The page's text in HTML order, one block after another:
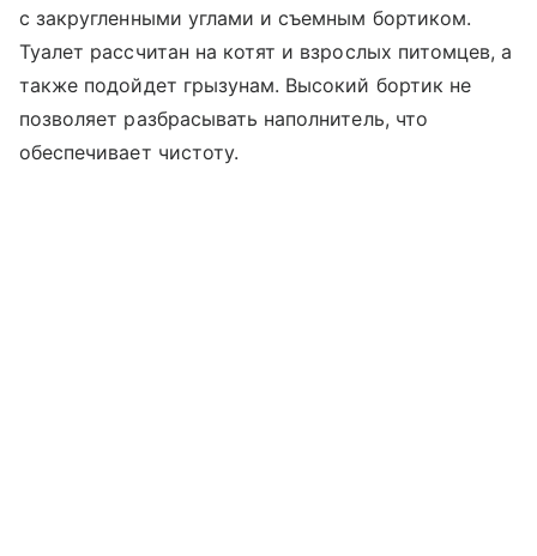
с закругленными углами и съемным бортиком.
Туалет рассчитан на котят и взрослых питомцев, а
также подойдет грызунам. Высокий бортик не
позволяет разбрасывать наполнитель, что
обеспечивает чистоту.